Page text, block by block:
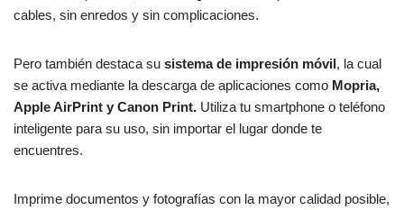
cables, sin enredos y sin complicaciones.
Pero también destaca su sistema de impresión móvil, la cual
se activa mediante la descarga de aplicaciones como Mopria,
Apple AirPrint y Canon Print. Utiliza tu smartphone o teléfono
inteligente para su uso, sin importar el lugar donde te
encuentres.
Imprime documentos y fotografías con la mayor calidad posible,